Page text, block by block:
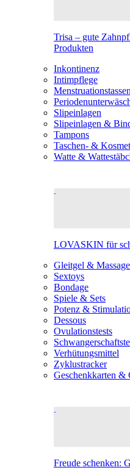
Trisa – gute
Produkten
Inkontinenz
Intimpflege
Slipeinlagen
Slipeinlagen &
Tampons
Taschen- &
Watte &
LOVASKIN für
Gleitgel & Massage
Sextoys
Bondage
Spiele & Sets
Potenz &
Dessous
Ovulationstests
Verhütungsmittel
Zyklustracker
Geschenkkarten &
Freude schenken: